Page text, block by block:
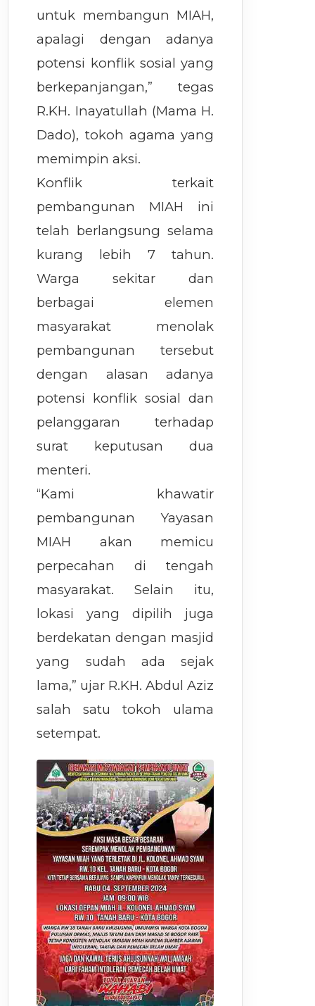
untuk membangun MIAH,
apalagi dengan adanya
potensi konflik sosial yang
berkepanjangan,” tegas
R.KH. Inayatullah (Mama H.
Dado), tokoh agama yang
memimpin aksi.
Konflik terkait
pembangunan MIAH ini
telah berlangsung selama
kurang lebih 7 tahun.
Warga sekitar dan
berbagai elemen
masyarakat menolak
pembangunan tersebut
dengan alasan adanya
potensi konflik sosial dan
pelanggaran terhadap
surat keputusan dua
menteri.
“Kami khawatir
pembangunan Yayasan
MIAH akan memicu
perpecahan di tengah
masyarakat. Selain itu,
lokasi yang dipilih juga
berdekatan dengan masjid
yang sudah ada sejak
lama,” ujar R.KH. Abdul Aziz
salah satu tokoh ulama
setempat.